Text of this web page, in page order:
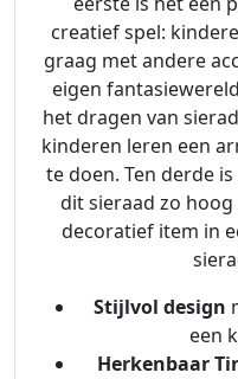
creatief spel:
graag met andere
eigen
het dragen van
kinderen leren een
te doen. Ten derde
dit sieraad zo
decoratief item in
Stijlvol design
een
Herkenbaar